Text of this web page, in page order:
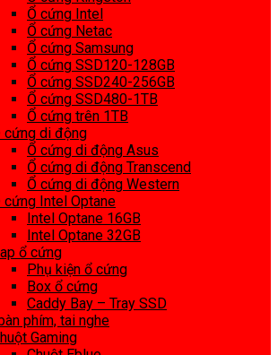
Ổ cứng Intel
Ổ cứng Netac
Ổ cứng Samsung
Ổ cứng SSD120-128GB
Ổ cứng SSD240-256GB
Ổ cứng SSD480-1TB
Ổ cứng trên 1TB
cứng di động
Ổ cứng di động Asus
Ổ cứng di động Transcend
Ổ cứng di động Western
cứng Intel Optane
Intel Optane 16GB
Intel Optane 32GB
ổ cứng
Phụ kiện ổ cứng
Box ổ cứng
Caddy Bay – Tray SSD
phím, tai nghe
Gaming